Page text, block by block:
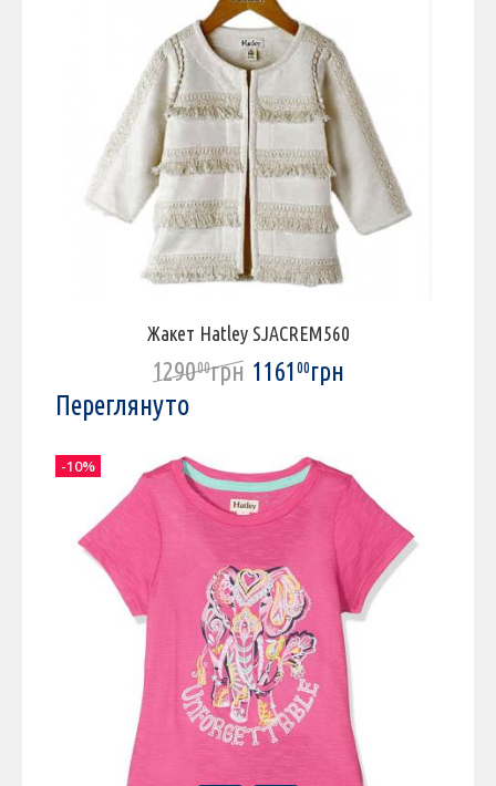
Жакет Hatley SJACREM560
129000грн 116100грн
Переглянуто
-10%